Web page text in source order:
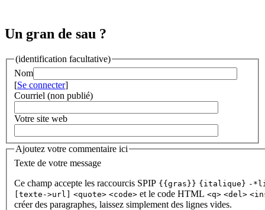
Un gran de sau ?
(identification facultative)
Nom
[Se connecter]
Courriel (non publié)
Votre site web
Ajoutez votre commentaire ici
Texte de votre message
Ce champ accepte les raccourcis SPIP {{gras}} {italique} -
[texte->url]
<quote> <code> et le code HTML <q> <del>
créer des paragraphes, laissez simplement des lignes vides.